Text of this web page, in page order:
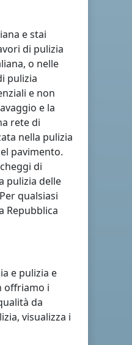
e stai
di pulizia
, o nelle
pulizia
e non
e la
rete di
nella pulizia
pavimento.
di
pulizia delle
qualsiasi
Repubblica
e pulizia e
offriamo i
da
visualizza i